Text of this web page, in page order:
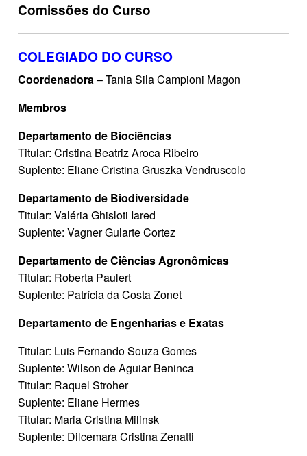
Comissões do Curso
COLEGIADO DO CURSO
Coordenadora– Tania Sila Campioni Magon
Membros
Departamento de Biociências
Titular: Cristina Beatriz Aroca Ribeiro
Suplente: Eliane Cristina Gruszka Vendruscolo
Departamento de Biodiversidade
Titular: Valéria Ghisloti Iared
Suplente: Vagner Gularte Cortez
Departamento de Ciências Agronômicas
Titular: Roberta Paulert
Suplente: Patrícia da Costa Zonet
Departamento de Engenharias e Exatas
Titular: Luis Fernando Souza Gomes
Suplente: Wilson de Aguiar Beninca
Titular: Raquel Stroher
Suplente: Eliane Hermes
Titular: Maria Cristina Milinsk
Suplente: Dilcemara Cristina Zenatti